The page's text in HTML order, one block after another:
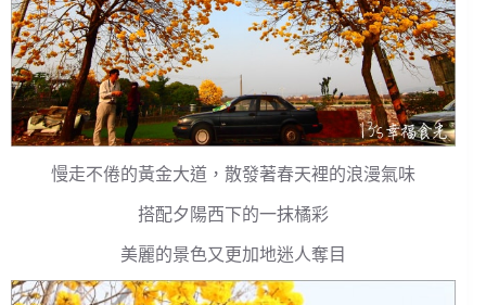
慢走不倦的黃金大道，散發著春天裡的浪漫氣味
搭配夕陽西下的一抹橘彩
美麗的景色又更加地迷人奪目